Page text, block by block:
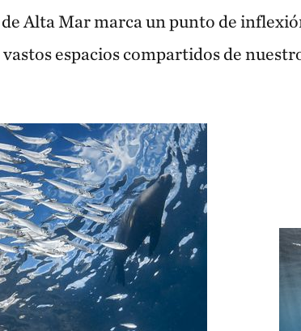
Alta Mar marca un punto de
espacios compartidos de